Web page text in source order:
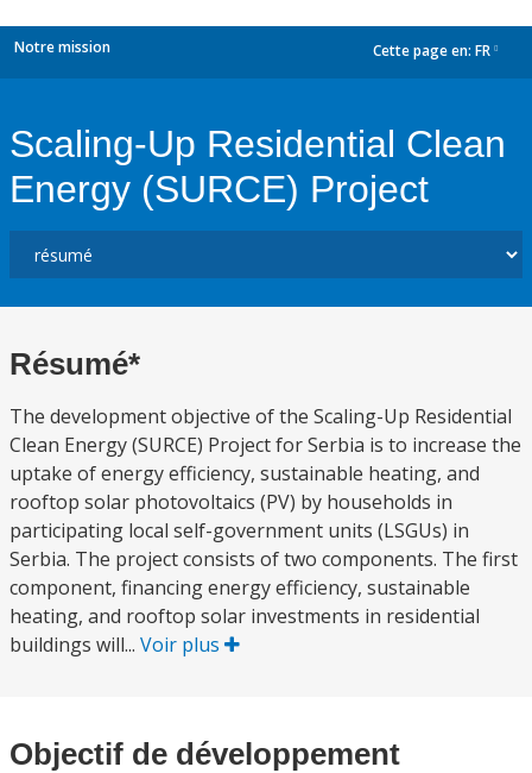
Notre mission Cette page en: FR
Scaling-Up Residential Clean
Energy (SURCE) Project
Résumé*
The development objective of the Scaling-Up Residential
Clean Energy (SURCE) Project for Serbia is to increase the
uptake of energy efficiency, sustainable heating, and
rooftop solar photovoltaics (PV) by households in
participating local self-government units (LSGUs) in
Serbia. The project consists of two components. The first
component, financing energy efficiency, sustainable
heating, and rooftop solar investments in residential
buildings will... Voir plus
Objectif de développement